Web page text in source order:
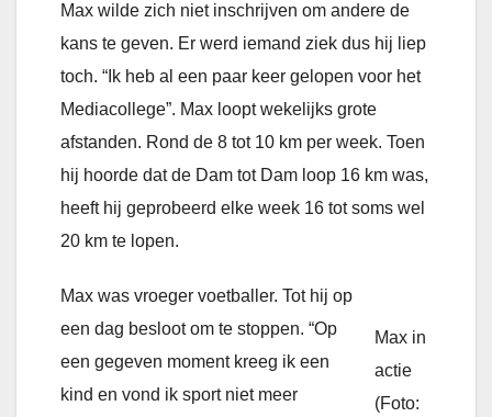
Max wilde zich niet inschrijven om andere de
kans te geven. Er werd iemand ziek dus hij liep
toch. “Ik heb al een paar keer gelopen voor het
Mediacollege”. Max loopt wekelijks grote
afstanden. Rond de 8 tot 10 km per week. Toen
hij hoorde dat de Dam tot Dam loop 16 km was,
heeft hij geprobeerd elke week 16 tot soms wel
20 km te lopen.
Max in
actie
(Foto:
Max was vroeger voetballer. Tot hij op
een dag besloot om te stoppen. “Op
een gegeven moment kreeg ik een
kind en vond ik sport niet meer